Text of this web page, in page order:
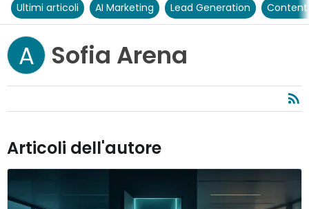
Ultimi articoli AI Marketing Lead Generation
A Sofia Arena
Articoli dell'autore